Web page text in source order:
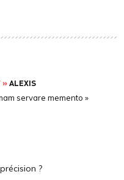
»ALEXIS
servare memento »
?